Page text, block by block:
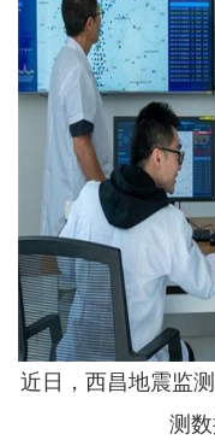
近日，西昌地震监
测